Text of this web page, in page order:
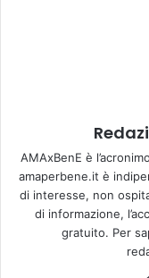
AMAxBenE è
amaperbene.it è
di interesse, non
di informazione,
gratuito. Per